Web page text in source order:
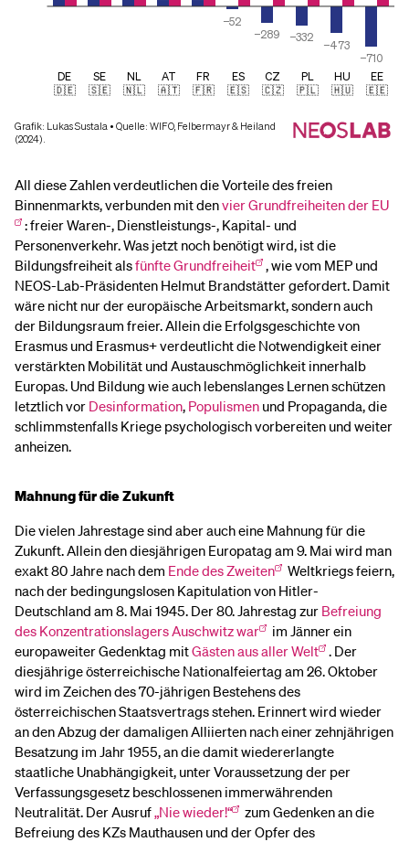
All diese Zahlen verdeutlichen die Vorteile des freien
Binnenmarkts, verbunden mit denvier Grundfreiheiten der EU
: freier Waren-, Dienstleistungs-, Kapital- und
Personenverkehr. Was jetzt noch benötigt wird, ist die
Bildungsfreiheit alsfünfte Grundfreiheit , wie vom MEP und
NEOS-Lab-Präsidenten Helmut Brandstätter gefordert. Damit
wäre nicht nur der europäische Arbeitsmarkt, sondern auch
der Bildungsraum freier. Allein die Erfolgsgeschichte von
Erasmus und Erasmus+ verdeutlicht die Notwendigkeit einer
verstärkten Mobilität und Austauschmöglichkeit innerhalb
Europas. Und Bildung wie auch lebenslanges Lernen schützen
letztlich vor Desinformation, Populismen und Propaganda, die
schlimmstenfalls Kriege psychologisch vorbereiten und weiter
anheizen.
Mahnung für die Zukunft
Die vielen Jahrestage sind aber auch eine Mahnung für die
Zukunft. Allein den diesjährigen Europatag am 9. Mai wird man
exakt 80 Jahre nach dem Ende des Zweiten
Weltkriegs feiern,
nach der bedingungslosen Kapitulation von Hitler-
Deutschland am 8. Mai 1945. Der 80. Jahrestag zur Befreiung
des Konzentrationslagers Auschwitz war
im Jänner ein
europaweiter Gedenktag mitGästen aus aller Welt . Der
diesjährige österreichische Nationalfeiertag am 26. Oktober
wird im Zeichen des 70-jährigen Bestehens des
österreichischen Staatsvertrags stehen. Erinnert wird wieder
an den Abzug der damaligen Alliierten nach einer zehnjährigen
Besatzung im Jahr 1955, an die damit wiedererlangte
staatliche Unabhängigkeit, unter Voraussetzung der per
Verfassungsgesetz beschlossenen immerwährenden
Neutralität. Der Ausruf„Nie wieder!“
zum Gedenken an die
Befreiung des KZs Mauthausen und der Opfer des